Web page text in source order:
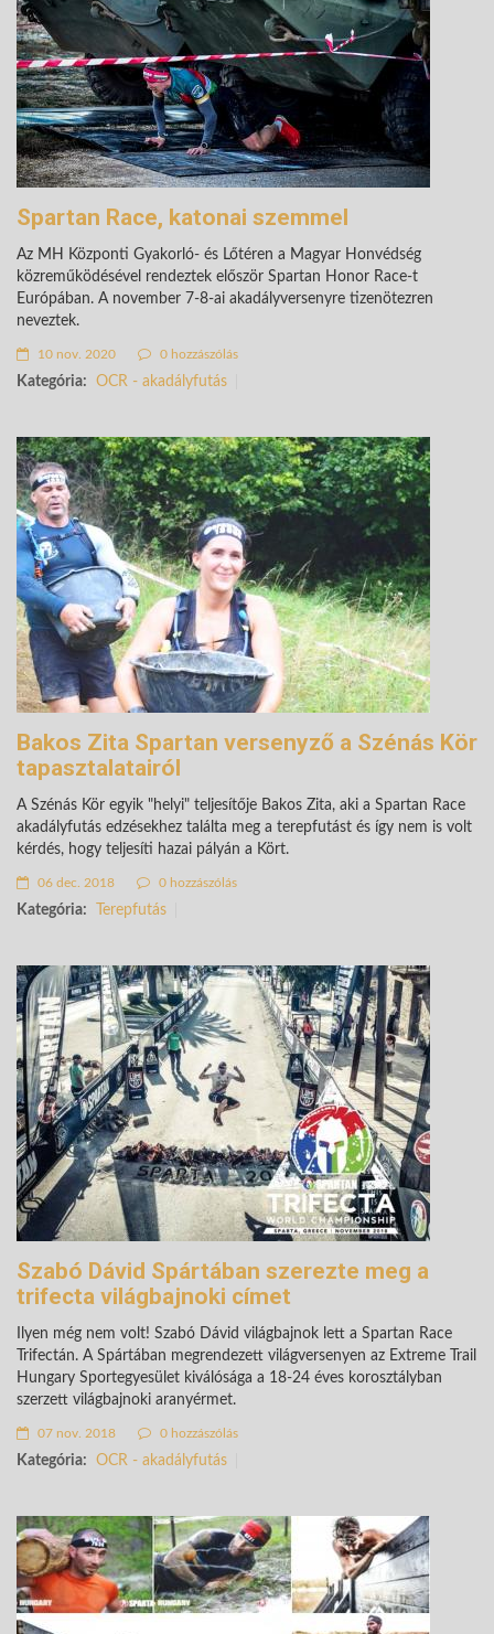
Spartan Race, katonai szemmel
Az MH Központi Gyakorló- és Lőtéren a Magyar Honvédség
közreműködésével rendeztek először Spartan Honor Race-t
Európában. A november 7-8-ai akadályversenyre tizenötezren
neveztek.
10 nov. 2020 0 hozzászólás
Kategória: OCR - akadályfutás
Bakos Zita Spartan versenyző a Szénás Kör
tapasztalatairól
A Szénás Kör egyik "helyi" teljesítője Bakos Zita, aki a Spartan Race
akadályfutás edzésekhez találta meg a terepfutást és így nem is volt
kérdés, hogy teljesíti hazai pályán a Kört.
06 dec. 2018 0 hozzászólás
Kategória: Terepfutás
Szabó Dávid Spártában szerezte meg a
trifecta világbajnoki címet
Ilyen még nem volt! Szabó Dávid világbajnok lett a Spartan Race
Trifectán. A Spártában megrendezett világversenyen az Extreme Trail
Hungary Sportegyesület kiválósága a 18-24 éves korosztályban
szerzett világbajnoki aranyérmet.
07 nov. 2018 0 hozzászólás
Kategória: OCR - akadályfutás